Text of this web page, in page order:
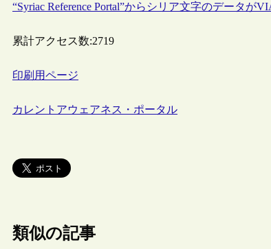
“Syriac Reference Portal”からシリア文字のデータが
累計アクセス数:2719
印刷用ページ
カレントアウェアネス・ポータル
類似の記事